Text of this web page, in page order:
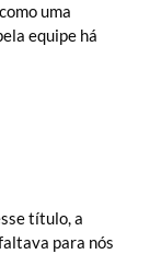
uma
equipe há
título, a
para nós